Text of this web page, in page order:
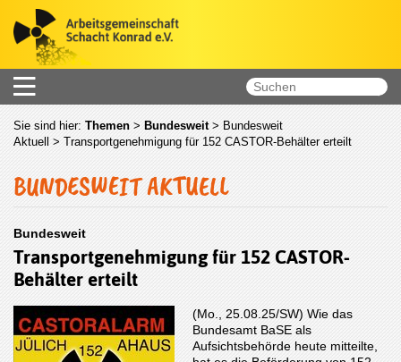
Sie sind hier: Themen > Bundesweit> Bundesweit
Aktuell
> Transportgenehmigung für 152 CASTOR-Behälter erteilt
BUNDESWEIT AKTUELL
Bundesweit
Transportgenehmigung für 152 CASTOR-
Behälter erteilt
(Mo., 25.08.25/SW) Wie das
Bundesamt BaSE als
Aufsichtsbehörde heute mitteilte,